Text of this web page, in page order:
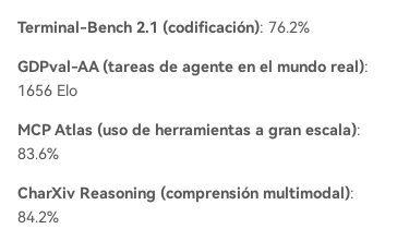
Terminal-Bench 2.1 (codificación): 76.2%
GDPval-AA (tareas de agente en el mundo real):
1656 Elo
MCP Atlas (uso de herramientas a gran escala):
83.6%
CharXiv Reasoning (comprensión multimodal):
84.2%